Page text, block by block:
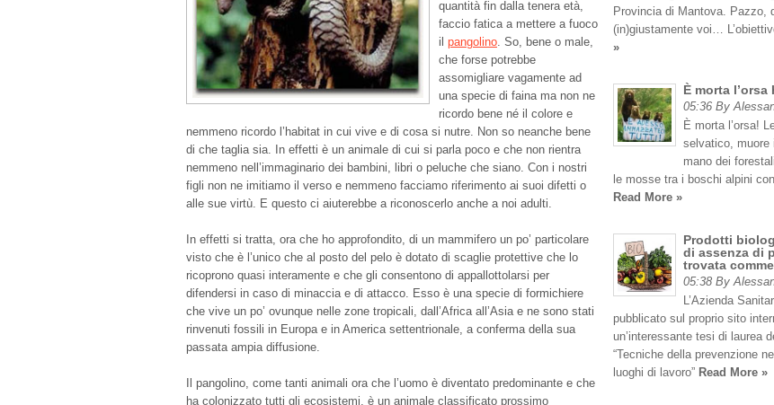
quantità fin dalla tenera età,
faccio fatica a mettere a fuoco
il pangolino. So, bene o male,
che forse potrebbe
assomigliare vagamente ad
una specie di faina ma non ne
ricordo bene né il colore e
nemmeno ricordo l’habitat in cui vive e di cosa si nutre. Non so neanche bene
di che taglia sia. In effetti è un animale di cui si parla poco e che non rientra
nemmeno nell’immaginario dei bambini, libri o peluche che siano. Con i nostri
figli non ne imitiamo il verso e nemmeno facciamo riferimento ai suoi difetti o
alle sue virtù. E questo ci aiuterebbe a riconoscerlo anche a noi adulti.
In effetti si tratta, ora che ho approfondito, di un mammifero un po’ particolare
visto che è l’unico che al posto del pelo è dotato di scaglie protettive che lo
ricoprono quasi interamente e che gli consentono di appallottolarsi per
difendersi in caso di minaccia e di attacco. Esso è una specie di formichiere
che vive un po’ ovunque nelle zone tropicali, dall’Africa all’Asia e ne sono stati
rinvenuti fossili in Europa e in America settentrionale, a conferma della sua
passata ampia diffusione.
Il pangolino, come tanti animali ora che l’uomo è diventato predominante e che
ha colonizzato tutti gli ecosistemi, è un animale classificato prossimo
Provincia di Mantova. Pazzo,
(in)giustamente voi…
»
È morta l’orsa
05:36 By
È morta l’orsa!
selvatico, muore
mano dei
le mosse tra i boschi alpini
Read More »
Prodotti
di assenza di
trovata
05:38 By
L’Azienda
pubblicato sul proprio sito
un’interessante tesi di laurea
“Tecniche della prevenzione
luoghi di lavoro” Read More »